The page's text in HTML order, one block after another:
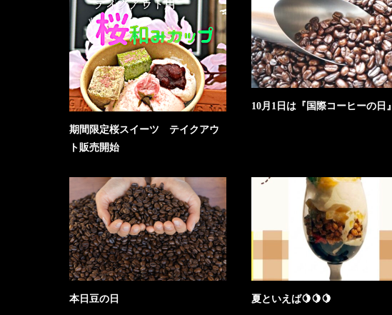
期間限定桜スイーツ テイクアウ
ト販売開始
10月1日は『国際コーヒーの日』
本日豆の日 夏といえば🍋🍋🍋